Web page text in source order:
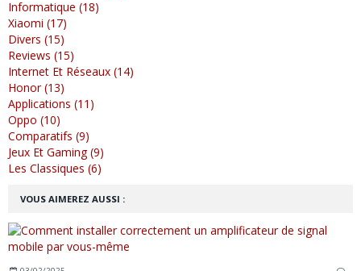
VOUS AIMEREZ AUSSI :
Informatique (18)
Xiaomi (17)
Divers (15)
Reviews (15)
Internet Et Réseaux (14)
Honor (13)
Applications (11)
Oppo (10)
Comparatifs (9)
Jeux Et Gaming (9)
Les Classiques (6)